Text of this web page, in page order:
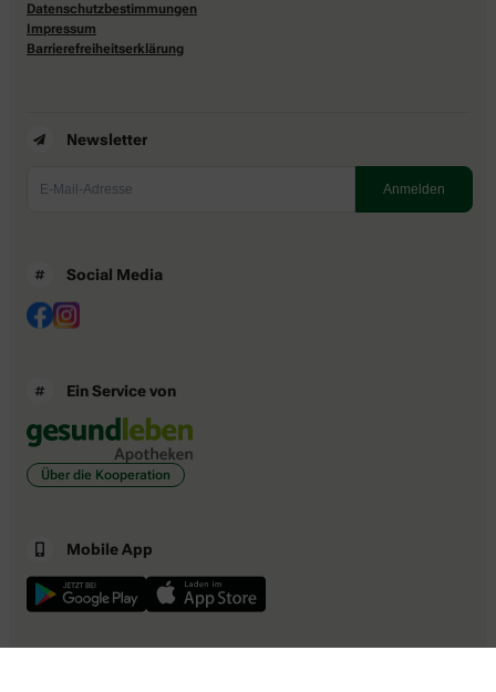
Datenschutzbestimmungen
Impressum
Barrierefreiheitserklärung
Newsletter
Social Media
Ein Service von
Über die Kooperation
Mobile App